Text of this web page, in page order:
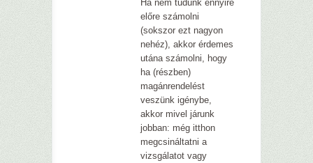
Ha nem tudunk ennyire
előre számolni
(sokszor ezt nagyon
nehéz), akkor érdemes
utána számolni, hogy
ha (részben)
magánrendelést
veszünk igénybe,
akkor mivel járunk
jobban: még itthon
megcsináltatni a
vizsgálatot vagy